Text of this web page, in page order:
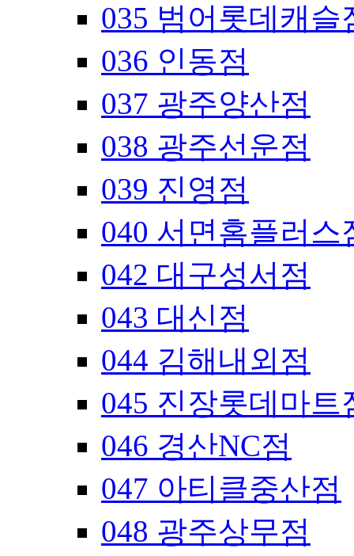
035 범어롯데캐슬
036 인동점
037 광주양산점
038 광주선운점
039 진영점
040 서면홈플러스
042 대구성서점
043 대신점
044 김해내외점
045 진장롯데마트
046 경산NC점
047 아티클중산점
048 광주상무점